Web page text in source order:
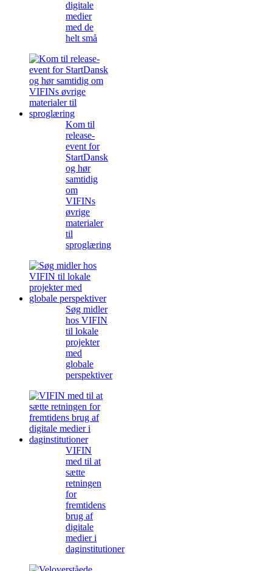
digitale
medier
med de
helt små
Kom til
release-
event for
StartDansk
og hør
samtidig
om
VIFINs
øvrige
materialer
til
sproglæring
Søg midler
hos VIFIN
til lokale
projekter
med
globale
perspektiver
VIFIN
med til at
sætte
retningen
for
fremtidens
brug af
digitale
medier i
daginstitutioner